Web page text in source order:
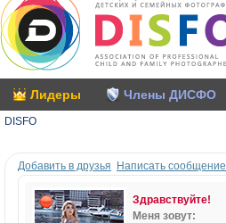
Лидеры Члены ДИСФО
DISFO
Добавить в друзья Написать сообщение
Здравствуйте!
Меня зовут: